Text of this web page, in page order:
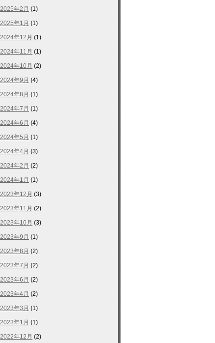
2025年2月 (1)
2025年1月 (1)
2024年12月 (1)
2024年11月 (1)
2024年10月 (2)
2024年9月 (4)
2024年8月 (1)
2024年7月 (1)
2024年6月 (4)
2024年5月 (1)
2024年4月 (3)
2024年2月 (2)
2024年1月 (1)
2023年12月 (3)
2023年11月 (2)
2023年10月 (3)
2023年9月 (1)
2023年8月 (2)
2023年7月 (2)
2023年6月 (2)
2023年4月 (2)
2023年3月 (1)
2023年1月 (1)
2022年12月 (2)